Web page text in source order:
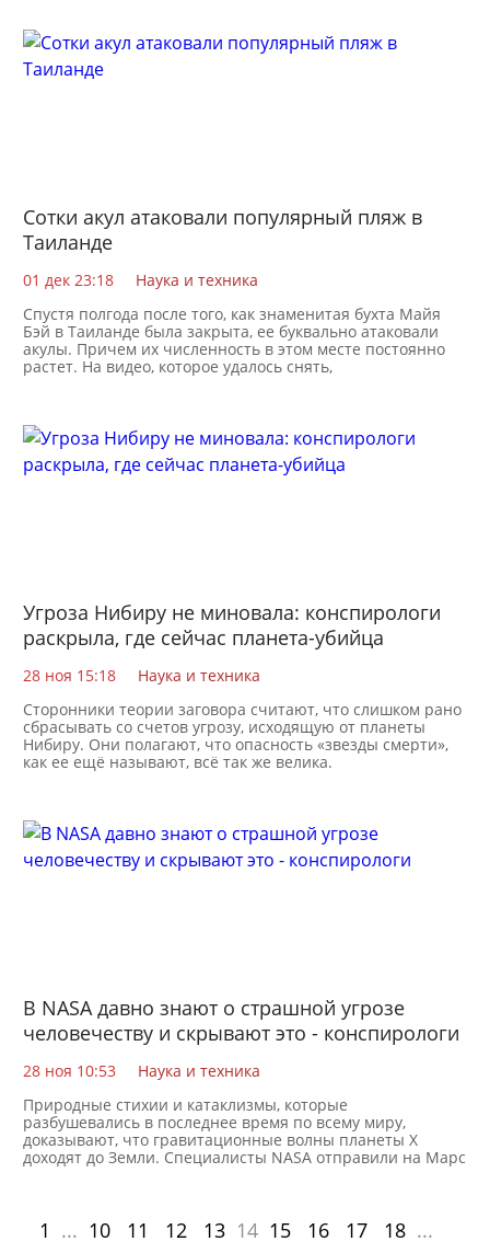
Сотки акул атаковали популярный пляж в
Таиланде
01 дек 23:18
Наука и техника
Спустя полгода после того, как знаменитая бухта Майя
Бэй в Таиланде была закрыта, ее буквально атаковали
акулы. Причем их численность в этом месте постоянно
растет. На видео, которое удалось снять,
Угроза Нибиру не миновала: конспирологи
раскрыла, где сейчас планета-убийца
28 ноя 15:18
Наука и техника
Сторонники теории заговора считают, что слишком рано
сбрасывать со счетов угрозу, исходящую от планеты
Нибиру. Они полагают, что опасность «звезды смерти»,
как ее ещё называют, всё так же велика.
В NASA давно знают о страшной угрозе
человечеству и скрывают это - конспирологи
28 ноя 10:53
Наука и техника
Природные стихии и катаклизмы, которые
разбушевались в последнее время по всему миру,
доказывают, что гравитационные волны планеты Х
доходят до Земли. Специалисты NASA отправили на Марс
1 ... 10 11 12 13 14 15 16 17 18 ...